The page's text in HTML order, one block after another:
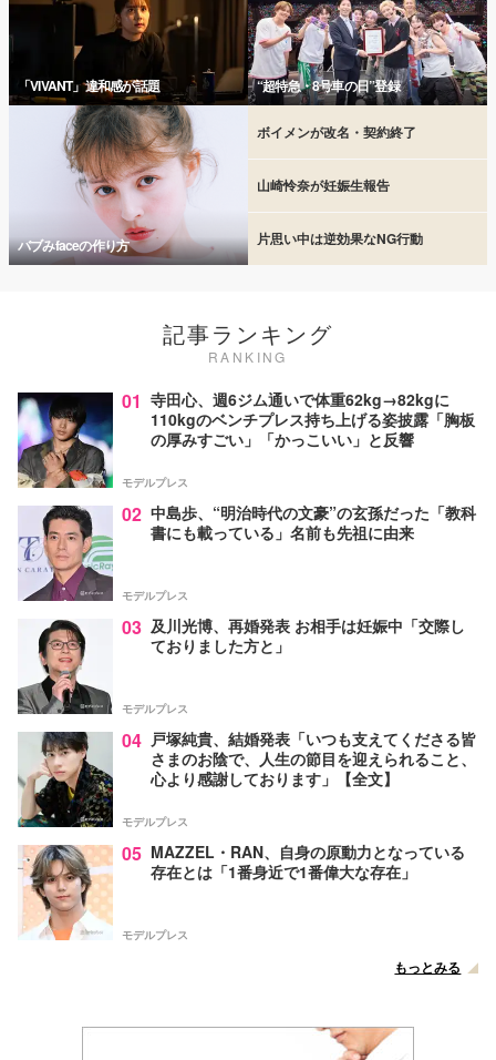
「VIVANT」違和感が話題 “超特急・8号車の日”登録
バブみfaceの作り方
ボイメンが改名・契約終了
山崎怜奈が妊娠生報告
片思い中は逆効果なNG行動
記事ランキング
RANKING
01 寺田心、週6ジム通いで体重62kg→82kgに
110kgのベンチプレス持ち上げる姿披露「胸板
の厚みすごい」「かっこいい」と反響
モデルプレス
02 中島歩、“明治時代の文豪”の玄孫だった「教科
書にも載っている」名前も先祖に由来
モデルプレス
03 及川光博、再婚発表 お相手は妊娠中「交際し
ておりました方と」
モデルプレス
04 戸塚純貴、結婚発表「いつも支えてくださる皆
さまのお陰で、人生の節目を迎えられること、
心より感謝しております」【全文】
モデルプレス
05 MAZZEL・RAN、自身の原動力となっている
存在とは「1番身近で1番偉大な存在」
モデルプレス
もっとみる